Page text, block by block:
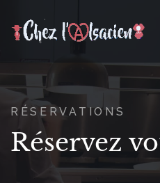
RÉSERVATIONS
Réservez